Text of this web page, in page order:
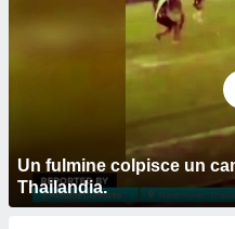
Un fulmine colpisce un
Thailandia.